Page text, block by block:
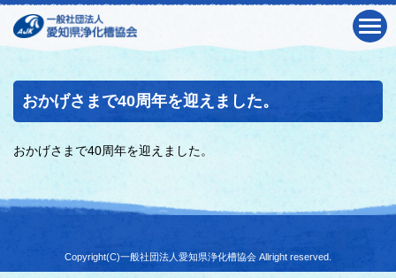
おかげさまで40周年を迎えました。
おかげさまで40周年を迎えました。
Copyright(C)一般社団法人愛知県浄化槽協会 Allright reserved.